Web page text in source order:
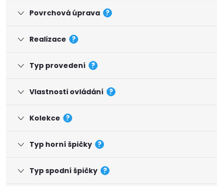
Povrchová úprava ?
Realizace ?
Typ provedení ?
Vlastnosti ovládání ?
Kolekce ?
Typ horní špičky ?
Typ spodní špičky ?